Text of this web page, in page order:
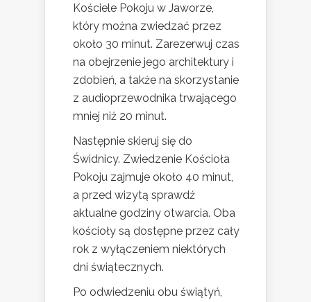
Kościele Pokoju w Jaworze,
który można zwiedzać przez
około 30 minut. Zarezerwuj czas
na obejrzenie jego architektury i
zdobień, a także na skorzystanie
z audioprzewodnika trwającego
mniej niż 20 minut.
Następnie skieruj się do
Świdnicy. Zwiedzenie Kościoła
Pokoju zajmuje około 40 minut,
a przed wizytą sprawdź
aktualne godziny otwarcia. Oba
kościoły są dostępne przez cały
rok z wyłączeniem niektórych
dni świątecznych.
Po odwiedzeniu obu świątyń,